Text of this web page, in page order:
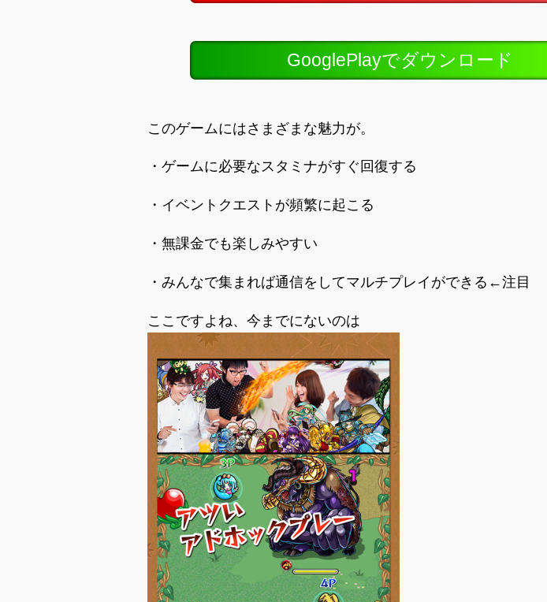
GooglePlayでダウンロード
このゲームにはさまざまな魅力が。
・ゲームに必要なスタミナがすぐ回復する
・イベントクエストが頻繁に起こる
・無課金でも楽しみやすい
・みんなで集まれば通信をしてマルチプレイができる←注目
ここですよね、今までにないのは